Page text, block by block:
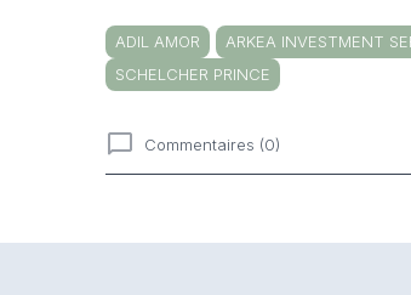
ADIL AMOR ARKEA INVESTMENT
SCHELCHER PRINCE
Commentaires (0)